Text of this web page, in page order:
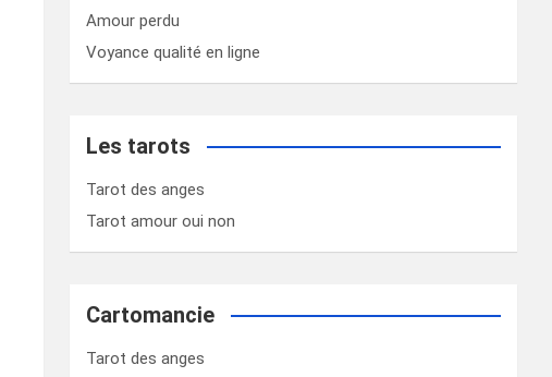
Amour perdu
Voyance qualité en ligne
Les tarots
Tarot des anges
Tarot amour oui non
Cartomancie
Tarot des anges